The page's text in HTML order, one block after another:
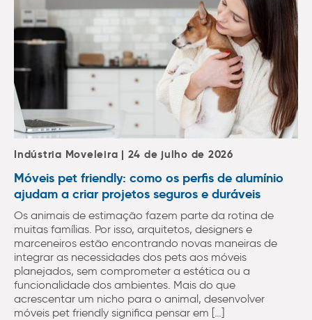
Indústria Moveleira | 24 de julho de 2026
Móveis pet friendly: como os perfis de alumínio
ajudam a criar projetos seguros e duráveis
Os animais de estimação fazem parte da rotina de
muitas famílias. Por isso, arquitetos, designers e
marceneiros estão encontrando novas maneiras de
integrar as necessidades dos pets aos móveis
planejados, sem comprometer a estética ou a
funcionalidade dos ambientes. Mais do que
acrescentar um nicho para o animal, desenvolver
móveis pet friendly significa pensar em […]